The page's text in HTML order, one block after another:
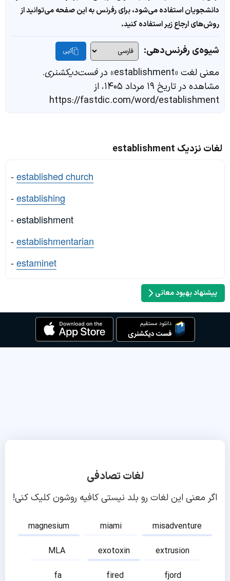
دانشجویان استفاده می‌شود، برای رفرنس به این صفحه می‌توانید از
روش‌های ارجاع زیر استفاده کنید.
شیوه‌ی رفرنس‌دهی: کپی
معنی لغت «establishment» در فست‌دیکشنری.
مشاهده در تاریخ ۱۹ مرداد ۱۴۰۵، از
https://fastdic.com/word/establishment
لغات نزدیک establishment
-established church
-establishing
- establishment
-establishmentarian
-estaminet
پیشنهاد بهبود معانی
لغات تصادفی
اگر معنی این لغات رو بلد نیستی کافیه روشون کلیک کنی!
magnesium miami
misadventure
MLA
exotoxin
extrusion
fa
fired
fjord